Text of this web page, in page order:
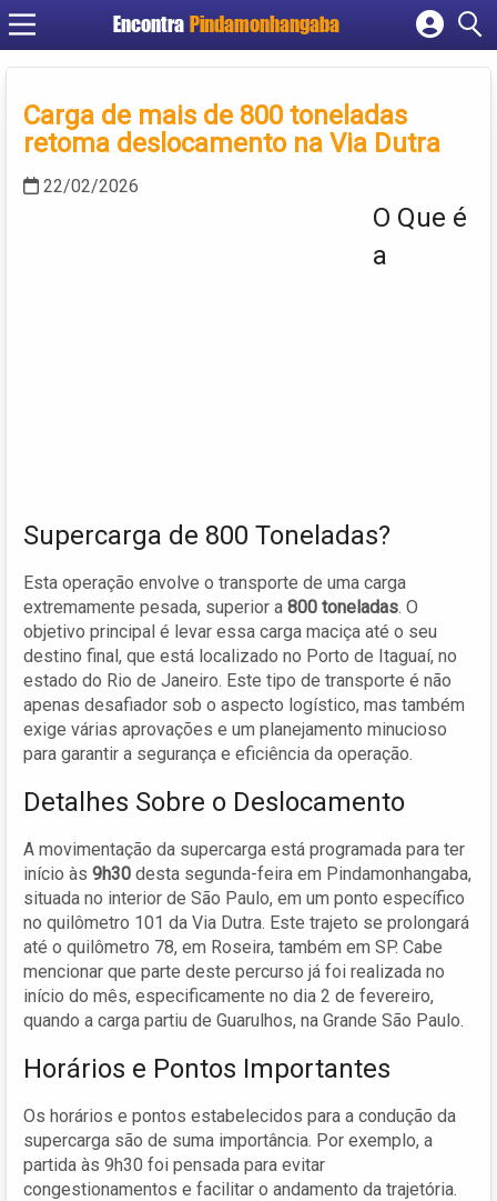
Encontra Pindamonhangaba
Cadastrar empresa
Criar conta
Carga de mais de 800 toneladas
retoma deslocamento na Via Dutra
22/02/2026
O Que é
a
Supercarga de 800 Toneladas?
Esta operação envolve o transporte de uma carga
extremamente pesada, superior a 800 toneladas. O
objetivo principal é levar essa carga maciça até o seu
destino final, que está localizado no Porto de Itaguaí, no
estado do Rio de Janeiro. Este tipo de transporte é não
apenas desafiador sob o aspecto logístico, mas também
exige várias aprovações e um planejamento minucioso
para garantir a segurança e eficiência da operação.
Detalhes Sobre o Deslocamento
A movimentação da supercarga está programada para ter
início às 9h30 desta segunda-feira em Pindamonhangaba,
situada no interior de São Paulo, em um ponto específico
no quilômetro 101 da Via Dutra. Este trajeto se prolongará
até o quilômetro 78, em Roseira, também em SP. Cabe
mencionar que parte deste percurso já foi realizada no
início do mês, especificamente no dia 2 de fevereiro,
quando a carga partiu de Guarulhos, na Grande São Paulo.
Horários e Pontos Importantes
Os horários e pontos estabelecidos para a condução da
supercarga são de suma importância. Por exemplo, a
partida às 9h30 foi pensada para evitar
congestionamentos e facilitar o andamento da trajetória.